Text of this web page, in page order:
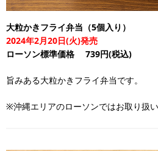
大粒かきフライ弁当（5個入り）
2024年2月20日(火)発売
ローソン標準価格
739円(税込)
旨みある大粒かきフライ弁当です。
※沖縄エリアのローソンではお取り扱い